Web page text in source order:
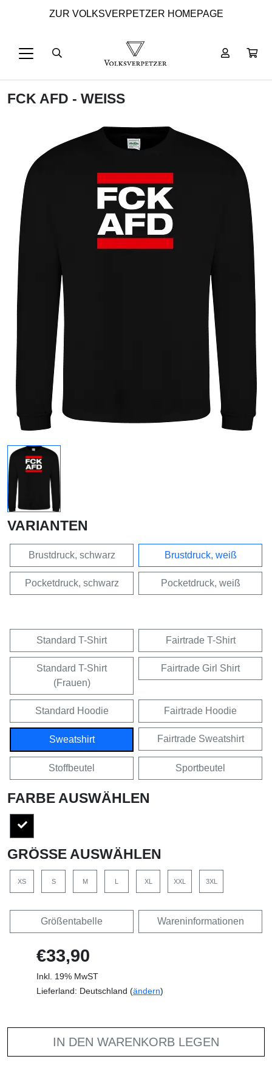
ZUR VOLKSVERPETZER HOMEPAGE
FCK AFD - WEISS
VARIANTEN
Brustdruck, schwarz Brustdruck, weiß
Pocketdruck, schwarz Pocketdruck, weiß
Standard T-Shirt Fairtrade T-Shirt
Standard T-Shirt
(Frauen)
Fairtrade Girl Shirt
Standard Hoodie Fairtrade Hoodie
Sweatshirt Fairtrade Sweatshirt
Stoffbeutel Sportbeutel
FARBE AUSWÄHLEN
GRÖSSE AUSWÄHLEN
XS S M XL XXL 3XL
Größentabelle Wareninformationen
€33,90
Inkl. 19% MwST
Lieferland: Deutschland (ändern)
IN DEN WARENKORB LEGEN